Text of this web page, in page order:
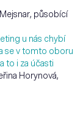
působící
u nás chybí
se v tomto oboru
to i za účasti
Horynová,